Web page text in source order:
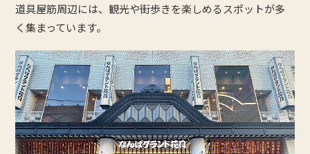
道具屋筋周辺には、観光や街歩きを楽しめるスポットが多
く集まっています。